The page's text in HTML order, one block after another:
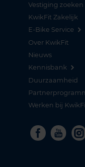
Vestiging zoeken
KwikFit Zakelijk
E-Bike Service
Over KwikFit
Nieuws
Kennisbank
Duurzaamheid
Werken bij